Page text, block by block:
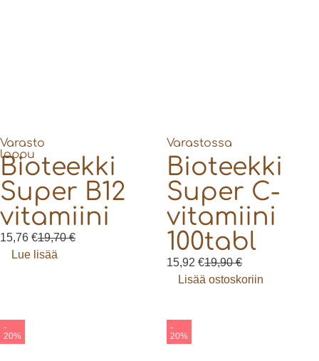
Varasto
loppu
Bioteekki
Super B12
vitamiini
19,70€
15,76 €
Lue lisää
Varastossa
Bioteekki
Super C-
vitamiini
100tabl
19,90€
15,92 €
Lisää ostoskoriin
-
20%
-
20%